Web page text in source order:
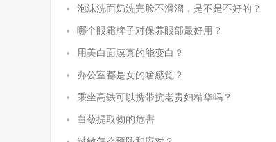
泡沫洗面奶洗完脸不滑溜，是不是不好的？
哪个眼霜牌子对保养眼部最好用？
用美白面膜真的能变白？
办公室都是女的啥感觉？
乘坐高铁可以携带抗老贵妇精华吗？
白蔹提取物的危害